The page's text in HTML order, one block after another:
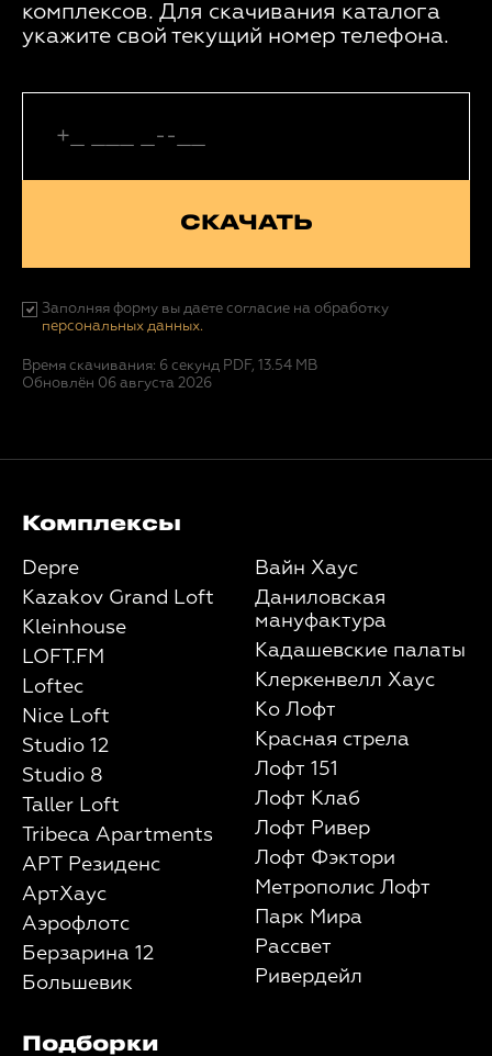
комплексов. Для скачивания каталога
укажите свой текущий номер телефона.
СКАЧАТЬ
Заполняя форму вы даете согласие на обработку
персональных данных.
Время скачивания: 6 секунд PDF, 13.54 MB
Обновлён 06 августа 2026
Комплексы
Depre
Kazakov Grand Loft
Kleinhouse
LOFT.FM
Loftec
Nice Loft
Studio 12
Studio 8
Taller Loft
Tribeca Apartments
АРТ Резиденс
АртХаус
Аэрофлотс
Берзарина 12
Большевик
Вайн Хаус
Даниловская
мануфактура
Кадашевские палаты
Клеркенвелл Хаус
Ко Лофт
Красная стрела
Лофт 151
Лофт Клаб
Лофт Ривер
Лофт Фэктори
Метрополис Лофт
Парк Мира
Рассвет
Ривердейл
Подборки